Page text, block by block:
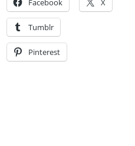
Facebook X
Tumblr
Pinterest